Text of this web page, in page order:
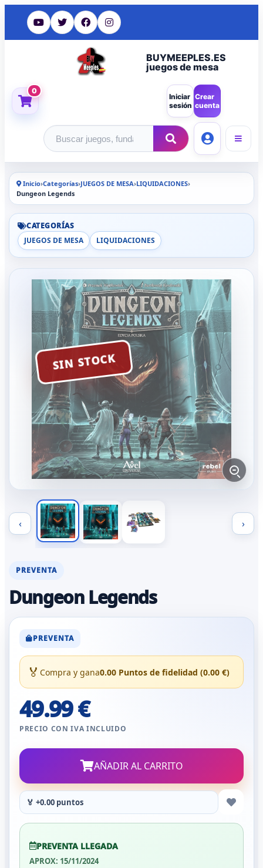
BUYMEEPLES.ES
juegos de mesa
0
Iniciar
sesión
Crear
cuenta
Buscar productos
Inicio›Categorías›JUEGOS DE MESA›LIQUIDACIONES›
Dungeon Legends
CATEGORÍAS
JUEGOS DE MESA
LIQUIDACIONES
SIN STOCK
‹ ›
PREVENTA
Dungeon Legends
PREVENTA
🏅 Compra y gana0.00 Puntos de fidelidad (0.00 €)
49.99 €
PRECIO CON IVA INCLUIDO
AÑADIR AL CARRITO
🏅 +0.00 puntos
PREVENTA LLEGADA
APROX: 15/11/2024